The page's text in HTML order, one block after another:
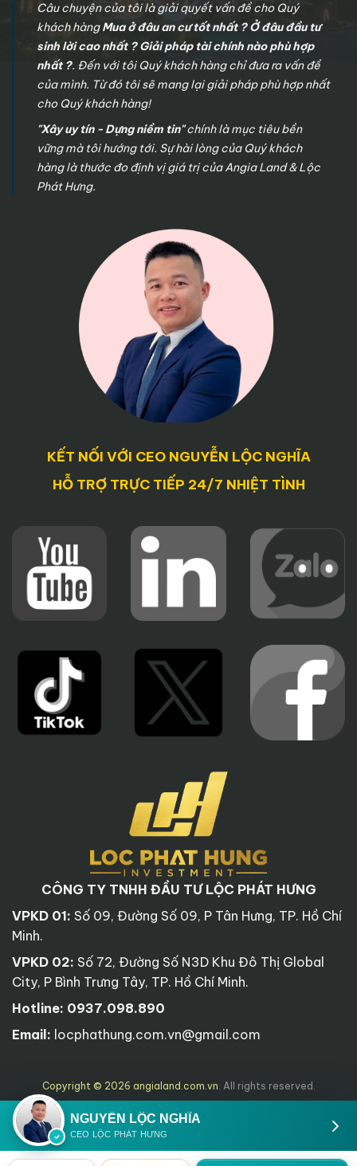
Câu chuyện của tôi là giải quyết vấn đề cho Quý
khách hàngMua ở đâu an cư tốt nhất ? Ở đâu đầu tư
sinh lời cao nhất ? Giải pháp tài chính nào phù hợp
nhất ?. Đến với tôi Quý khách hàng chỉ đưa ra vấn đề
của mình. Từ đó tôi sẽ mang lại giải pháp phù hợp nhất
cho Quý khách hàng!
"Xây uy tín - Dựng niềm tin"chính là mục tiêu bền
vững mà tôi hướng tới. Sự hài lòng của Quý khách
hàng là thước đo định vị giá trị của Angia Land & Lộc
Phát Hưng.
KẾT NỐI VỚI CEO NGUYỄN LỘC NGHĨA
HỖ TRỢ TRỰC TIẾP 24/7 NHIỆT TÌNH
CÔNG TY TNHH ĐẦU TƯ LỘC PHÁT HƯNG
VPKD 01: Số 09, Đường Số 09, P Tân Hưng, TP. Hồ Chí
Minh.
VPKD 02: Số 72, Đường Số N3D Khu Đô Thị Global
City, P Bình Trưng Tây, TP. Hồ Chí Minh.
Hotline: 0937.098.890
Email: locphathung.com.vn@gmail.com
Copyright © 2026 angialand.com.vn . All rights reserved.
NGUYỄN LỘC NGHĨA
CEO LỘC PHÁT HƯNG